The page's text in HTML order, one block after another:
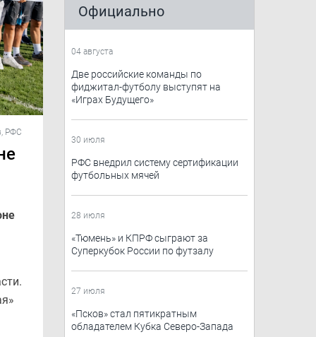
РФС
Официально
04 августа
Две российские команды по
фиджитал-футболу выступят на
«Играх Будущего»
30 июля
РФС внедрил систему сертификации
футбольных мячей
28 июля
​«Тюмень»​ и КПРФ сыграют за
Суперкубок России по футзалу
27 июля
«Псков» стал пятикратным
обладателем Кубка Северо-Запада